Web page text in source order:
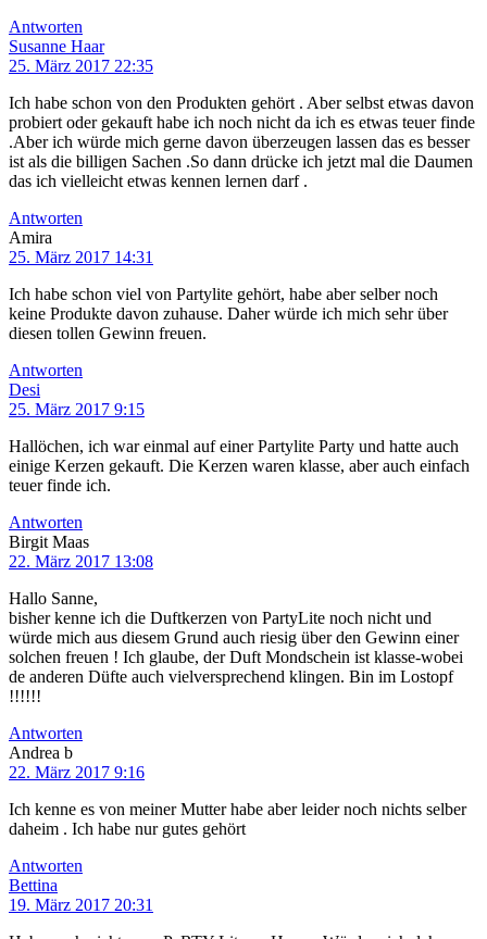
Antworten
Susanne Haar
25. März 2017 22:35
Ich habe schon von den Produkten gehört . Aber selbst etwas davon
probiert oder gekauft habe ich noch nicht da ich es etwas teuer finde
.Aber ich würde mich gerne davon überzeugen lassen das es besser
ist als die billigen Sachen .So dann drücke ich jetzt mal die Daumen
das ich vielleicht etwas kennen lernen darf .
Antworten
Amira
25. März 2017 14:31
Ich habe schon viel von Partylite gehört, habe aber selber noch
keine Produkte davon zuhause. Daher würde ich mich sehr über
diesen tollen Gewinn freuen.
Antworten
Desi
25. März 2017 9:15
Hallöchen, ich war einmal auf einer Partylite Party und hatte auch
einige Kerzen gekauft. Die Kerzen waren klasse, aber auch einfach
teuer finde ich.
Antworten
Birgit Maas
22. März 2017 13:08
Hallo Sanne,
bisher kenne ich die Duftkerzen von PartyLite noch nicht und
würde mich aus diesem Grund auch riesig über den Gewinn einer
solchen freuen ! Ich glaube, der Duft Mondschein ist klasse-wobei
de anderen Düfte auch vielversprechend klingen. Bin im Lostopf
!!!!!!
Antworten
Andrea b
22. März 2017 9:16
Ich kenne es von meiner Mutter habe aber leider noch nichts selber
daheim . Ich habe nur gutes gehört
Antworten
Bettina
19. März 2017 20:31